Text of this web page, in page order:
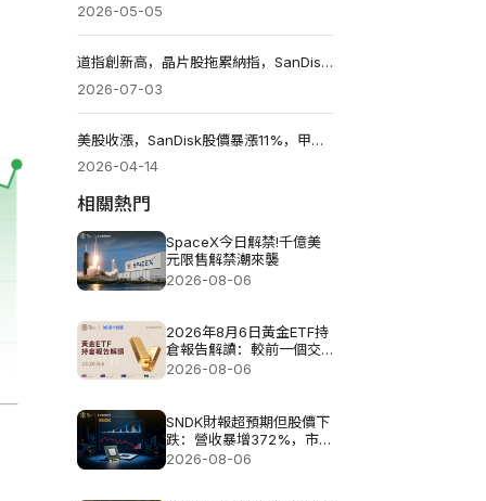
2026-05-05
道指創新高，晶片股拖累納指，SanDisk股價暴跌14.13%
2026-07-03
美股收漲，SanDisk股價暴漲11%，甲骨文股價飆漲13%
2026-04-14
相關熱門
SpaceX今日解禁!千億美
元限售解禁潮來襲
2026-08-06
2026年8月6日黃金ETF持
倉報告解讀：較前一個交
易日增加4.851噸
2026-08-06
SNDK財報超預期但股價下
跌：營收暴增372%，市場
為何仍不買單?
2026-08-06